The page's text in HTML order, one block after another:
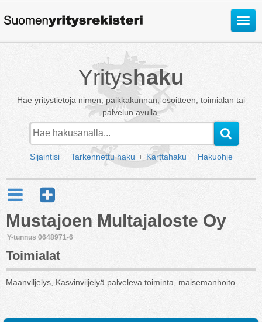
Avaa
Yrityshaku
Hae yritystietoja nimen, paikkakunnan, osoitteen, toimialan tai
palvelun avulla.
Sijaintisi Tarkennettu haku Karttahaku Hakuohje
Mustajoen Multajaloste Oy
Y-tunnus 0648971-6
Toimialat
Maanviljelys, Kasvinviljelyä palveleva toiminta, maisemanhoito